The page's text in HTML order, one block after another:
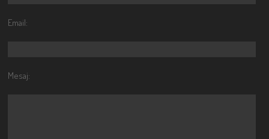
Email:
Mesaj: